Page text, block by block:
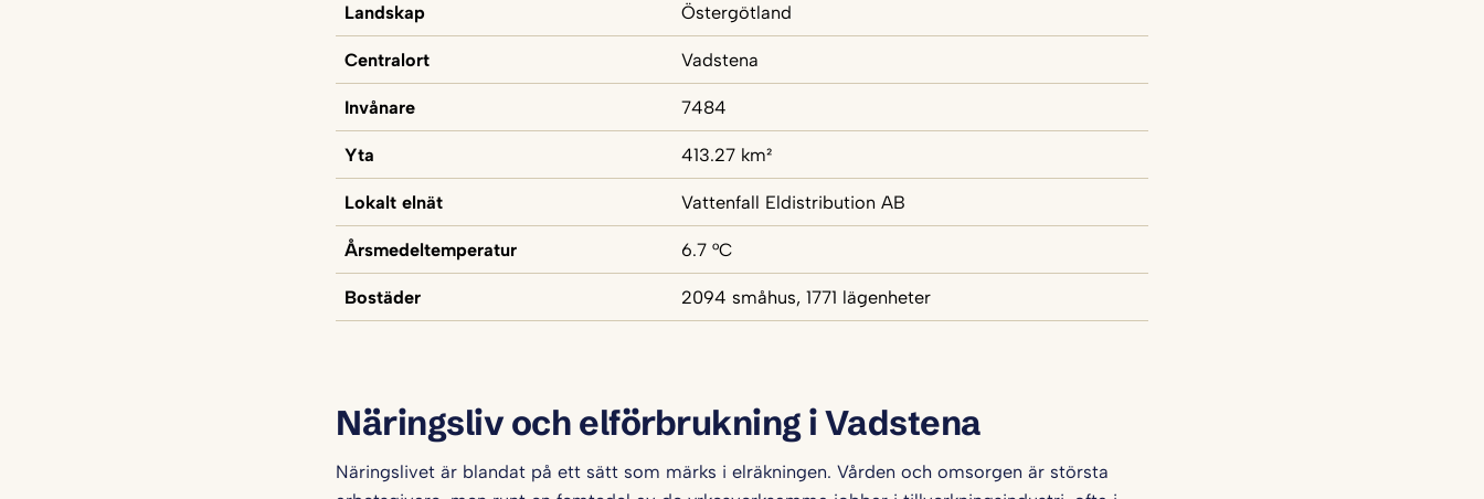
Landskap Östergötland
Centralort Vadstena
Invånare 7484
Yta 413.27 km²
Lokalt elnät Vattenfall Eldistribution AB
Årsmedeltemperatur 6.7 °C
Bostäder 2094 småhus, 1771 lägenheter
Näringsliv och elförbrukning i Vadstena
Näringslivet är blandat på ett sätt som märks i elräkningen. Vården och omsorgen är största